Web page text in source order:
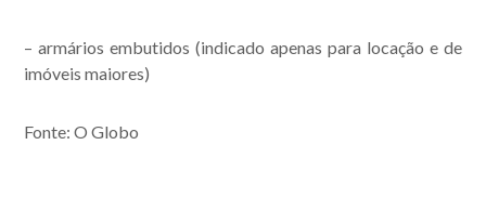
– armários embutidos (indicado apenas para locação e de
imóveis maiores)
Fonte: O Globo